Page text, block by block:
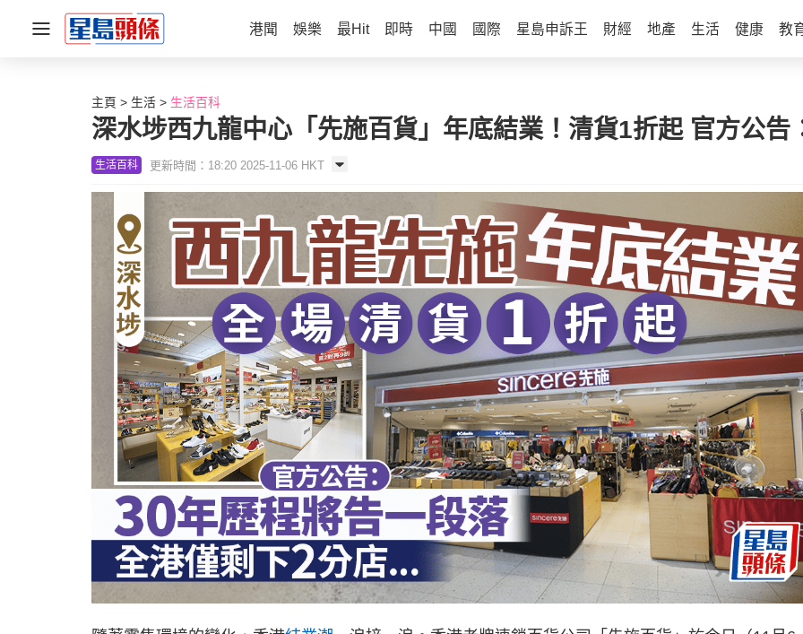
港聞 娛樂 最Hit 即時 中國 國際 星島申訴王 財經 地產 生活 健康 教
主頁 生活 生活百科
深水埗西九龍中心「先施百貨」年底結業！清貨1折起 官方公告
生活百科 更新時間：18:20 2025-11-06 HKT